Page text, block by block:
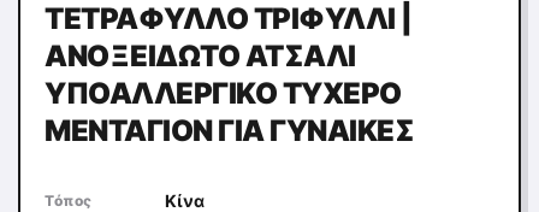
ΤΕΤΡΆΦΥΛΛΟ ΤΡΙΦΎΛΛΙ |
ΑΝΟΞΕΊΔΩΤΟ ΑΤΣΆΛΙ
ΥΠΟΑΛΛΕΡΓΙΚΌ ΤΥΧΕΡΌ
ΜΕΝΤΑΓΙΌΝ ΓΙΑ ΓΥΝΑΊΚΕΣ
Τόπος
Κίνα